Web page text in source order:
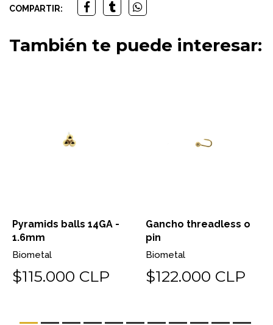
COMPARTIR:
También te puede interesar:
Pyramids balls 14GA -
1.6mm
Biometal
$115.000 CLP
Gancho threadless o
pin
Biometal
$122.000 CLP